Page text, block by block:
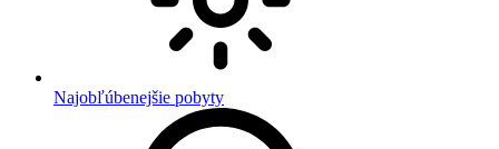
Najobľúbenejšie pobyty